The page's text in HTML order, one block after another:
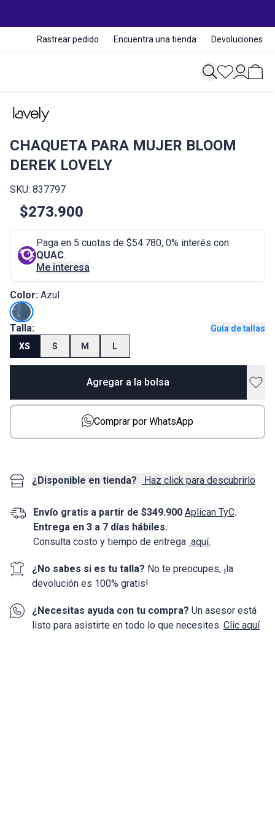
Rastrear pedido Encuentra una tienda Devoluciones
CHAQUETA PARA MUJER BLOOM
DEREK LOVELY
SKU: 837797
$273.900
Paga en 5 cuotas de $54.780, 0% interés con
QUAC.
Me interesa
Color: Azul
Talla:
Guía de tallas
XS
S M L
Agregar a la bolsa
Comprar por WhatsApp
¿Disponible en tienda? Haz click para descubrirlo
Envío gratis a partir de $349.900 Aplican TyC.
Entrega en 3 a 7 días hábiles.
Consulta costo y tiempo de entrega aquí.
¿No sabes si es tu talla? No te preocupes, ¡la
devoluciónes 100% gratis!
¿Necesitas ayuda con tu compra? Un asesor está
listo para asistirte en todo lo que necesites. Clic aquí